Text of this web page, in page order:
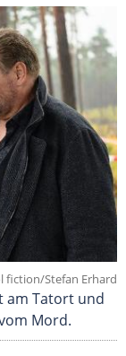
fiction/Stefan Erhard
am Tatort und
Mord.